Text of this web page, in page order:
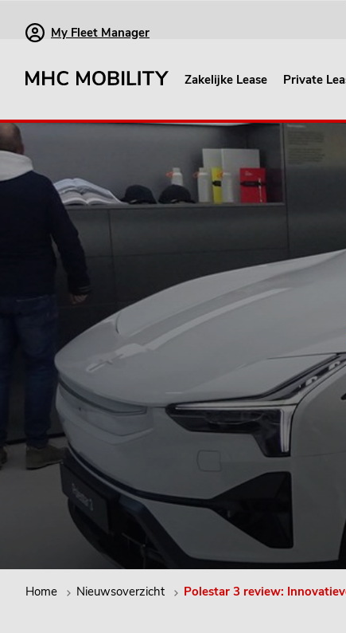
My Fleet Manager
Zakelijke Lease Private
Home Nieuwsoverzicht Polestar 3 review: